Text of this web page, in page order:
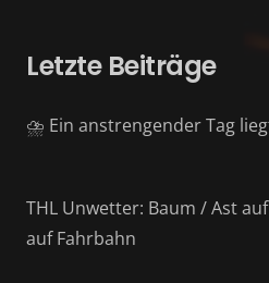
Letzte Beiträge
⛈️ Ein anstrengender Tag
THL Unwetter: Baum / Ast
auf Fahrbahn